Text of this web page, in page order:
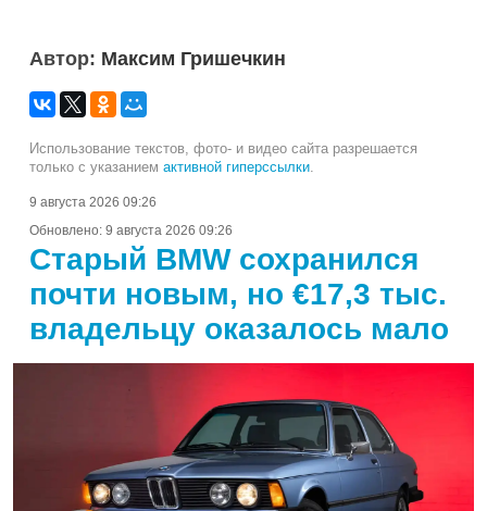
Автор: Максим Гришечкин
Использование текстов, фото- и видео сайта разрешается
только с указанием активной гиперссылки.
9 августа 2026 09:26
Обновлено: 9 августа 2026 09:26
Старый BMW сохранился
почти новым, но €17,3 тыс.
владельцу оказалось мало